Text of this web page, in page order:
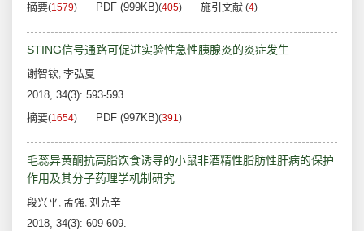
摘要(1579) PDF (999KB)(405) 施引文献 (4)
STING信号通路可促进实验性急性胰腺炎的炎症发生
谢智钦, 李弘夏
2018, 34(3): 593-593.
摘要(1654) PDF (997KB)(391)
毛蕊异黄酮抗高脂饮食诱导的小鼠非酒精性脂肪性肝病的保护
作用及其分子药理学机制研究
段兴平, 孟强, 刘克辛
2018, 34(3): 609-609.